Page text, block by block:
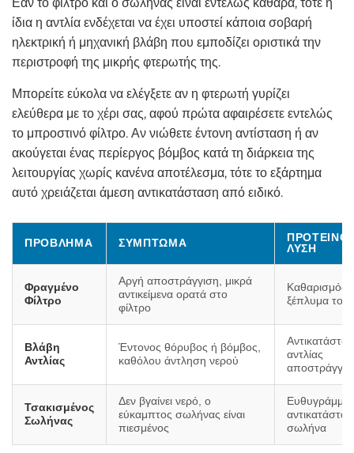
ίδια η αντλία ενδέχεται να έχει υποστεί κάποια σοβαρή
ηλεκτρική ή μηχανική βλάβη που εμποδίζει οριστικά την
περιστροφή της μικρής φτερωτής της.
Μπορείτε εύκολα να ελέγξετε αν η φτερωτή γυρίζει
ελεύθερα με το χέρι σας, αφού πρώτα αφαιρέσετε εντελώς
το μπροστινό φίλτρο. Αν νιώθετε έντονη αντίσταση ή αν
ακούγεται ένας περίεργος βόμβος κατά τη διάρκεια της
λειτουργίας χωρίς κανένα αποτέλεσμα, τότε το εξάρτημα
αυτό χρειάζεται άμεση αντικατάσταση από ειδικό.
ΠΡΌΒΛΗΜΑ ΣΎΜΠΤΩΜΑ
ΛΎΣΗ
Φραγμένο
Φίλτρο
Αργή αποστράγγιση, μικρά
αντικείμενα ορατά στο
φίλτρο
Καθαρισμός
ξέπλυμα του
Βλάβη
Αντλίας
Έντονος θόρυβος ή βόμβος,
καθόλου άντληση νερού
αντλίας
Τσακισμένος
Σωλήνας
Δεν βγαίνει νερό, ο
εύκαμπτος σωλήνας είναι
πιεσμένος
σωλήνα